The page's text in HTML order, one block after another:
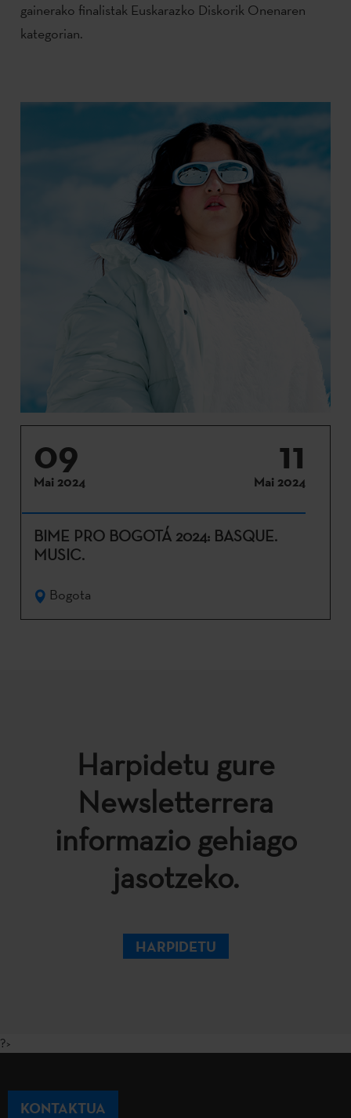
gainerako finalistak Euskarazko Diskorik Onenaren
kategorian.
09
Mai 2024
11
Mai 2024
BIME PRO BOGOTÁ 2024: BASQUE.
MUSIC.
Bogota
Harpidetu gure
Newsletterrera
informazio gehiago
jasotzeko.
HARPIDETU
?>
KONTAKTUA